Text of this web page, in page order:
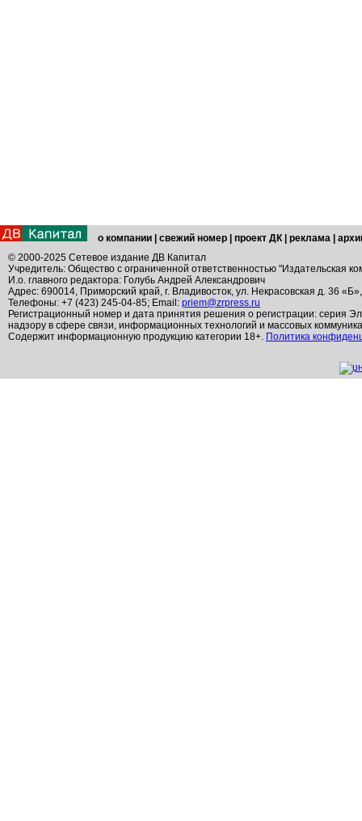
о компании свежий номер проект ДК реклама
© 2000-2025 Сетевое издание ДВ Капитал
Учредитель: Общество с ограниченной ответственностью "Издательская
И.о. главного редактора: Голубь Андрей Александрович
Адрес: 690014, Приморский край, г. Владивосток, ул. Некрасовская д. 36
Телефоны: +7 (423) 245-04-85; Email: priem@zrpress.ru
Регистрационный номер и дата принятия решения о регистрации: серия
надзору в сфере связи, информационных технологий и массовых
Содержит информационную продукцию категории 18+. Политика